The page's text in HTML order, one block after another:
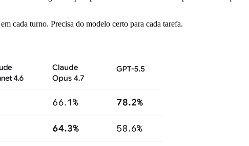
cada turno. Precisa do modelo certo para cada tarefa.